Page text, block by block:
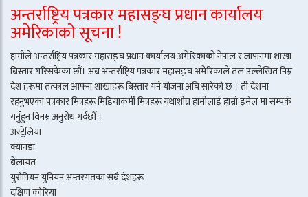
अन्तर्राष्ट्रिय पत्रकार महासङ्घ प्रधान कार्यालय
अमेरिकाको सूचना !
हामीले अन्तर्राष्ट्रिय पत्रकार महासङ्घ प्रधान कार्यालय अमेरिकाको नेपाल र जापानमा शाखा
बिस्तार गरिसकेका छौं। अब अन्तर्राष्ट्रिय पत्रकार महासङ्घ अमेरिकाले तल उल्लेखित निम्न
देश हरूमा तत्काल आफ्ना शाखाहरू बिस्तार गर्ने योजना अघि सारेको छ । ती देशमा
रहनुभएका पत्रकार मित्रहरू मिडियाकर्मी मित्रहरू यथाशीघ्र हामीलाई हाम्रो इमेल मा सम्पर्क
गर्नुहुन विनम्र अनुरोध गर्दछौँ ।
अस्ट्रेलिया
क्यानडा
बेलायत
युरोपियन युनियन अन्तरगतका सबै देशहरू
दक्षिण कोरिया